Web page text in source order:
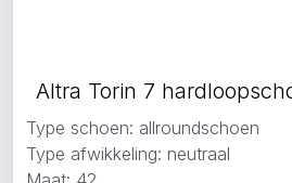
Altra Torin 7
Type schoen: allroundschoen
Type afwikkeling: neutraal